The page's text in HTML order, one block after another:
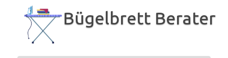
Inhalt
springen
Bügelbrett Berater